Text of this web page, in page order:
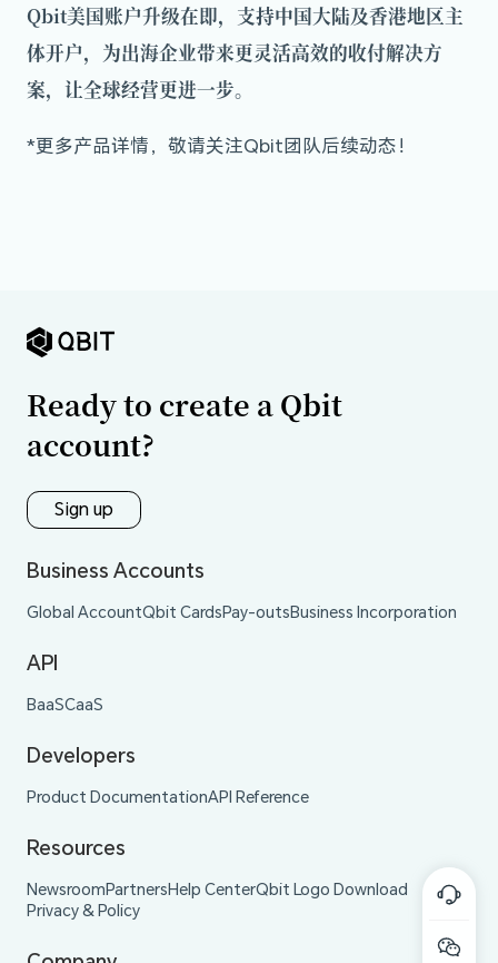
Qbit美国账户升级在即，支持中国大陆及香港地区主
体开户， 为出海企业带来更灵活高效的收付解决方
案，让全球经营更进一步。
*更多产品详情，敬请关注Qbit团队后续动态！
Ready to create a Qbit
account?
Sign up
Business Accounts
Global AccountQbit CardsPay-outsBusiness Incorporation
API
BaaSCaaS
Developers
Product DocumentationAPI Reference
Resources
NewsroomPartnersHelp CenterQbit Logo Download
Privacy & Policy